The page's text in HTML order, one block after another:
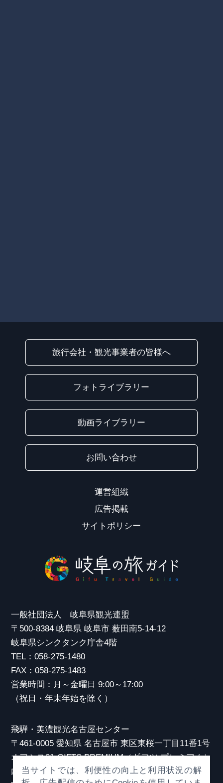
旅行会社・観光事業者の皆様へ
フォトライブラリー
動画ライブラリー
お問い合わせ
運営組織
広告掲載
サイトポリシー
一般社団法人 岐阜県観光連盟
〒500-8384 岐阜県 岐阜市 薮田南5-14-12
岐阜県シンクタンク庁舎4階
TEL：058-275-1480
FAX：058-275-1483
営業時間：月～金曜日 9:00～17:00
（祝日・年末年始を除く）
飛騨・美濃観光名古屋センター
〒461-0005 愛知県 名古屋市 東区東桜一丁目11番1号
オアシス21 GIFTS PREMIUM（ギフツ プレミアム）
内
当サイトでは、利便性の向上と利用状況の解